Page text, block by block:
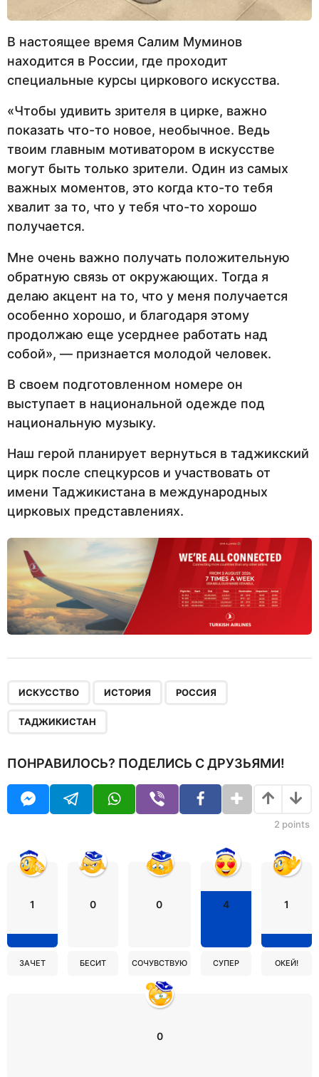
В настоящее время Салим Муминов
находится в России, где проходит
специальные курсы циркового искусства.
«Чтобы удивить зрителя в цирке, важно
показать что-то новое, необычное. Ведь
твоим главным мотиватором в искусстве
могут быть только зрители. Один из самых
важных моментов, это когда кто-то тебя
хвалит за то, что у тебя что-то хорошо
получается.
Мне очень важно получать положительную
обратную связь от окружающих. Тогда я
делаю акцент на то, что у меня получается
особенно хорошо, и благодаря этому
продолжаю еще усерднее работать над
собой», — признается молодой человек.
В своем подготовленном номере он
выступает в национальной одежде под
национальную музыку.
Наш герой планирует вернуться в таджикский
цирк после спецкурсов и участвовать от
имени Таджикистана в международных
цирковых представлениях.
ИСКУССТВО ИСТОРИЯ РОССИЯ
ТАДЖИКИСТАН
ПОНРАВИЛОСЬ? ПОДЕЛИСЬ С ДРУЗЬЯМИ!
2 points
1
ЗАЧЕТ
0
БЕСИТ
0
СОЧУВСТВУЮ
4
СУПЕР
1
ОКЕЙ!
0